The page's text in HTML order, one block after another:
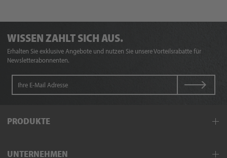
WISSEN ZAHLT SICH AUS.
Erhalten Sie exklusive Angebote und nutzen Sie unsere Vorteilsrabatte für
Newsletterabonnenten.
PRODUKTE
UNTERNEHMEN